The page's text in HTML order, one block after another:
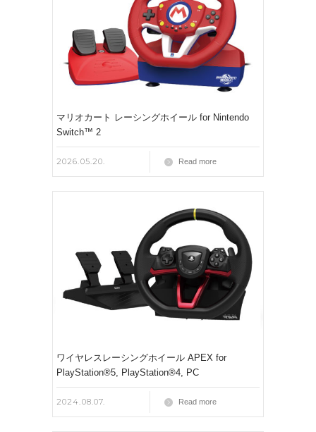
マリオカート レーシングホイール for Nintendo
Switch™ 2
2026.05.20. Read more
ワイヤレスレーシングホイール APEX for
PlayStation®5, PlayStation®4, PC
2024.08.07. Read more